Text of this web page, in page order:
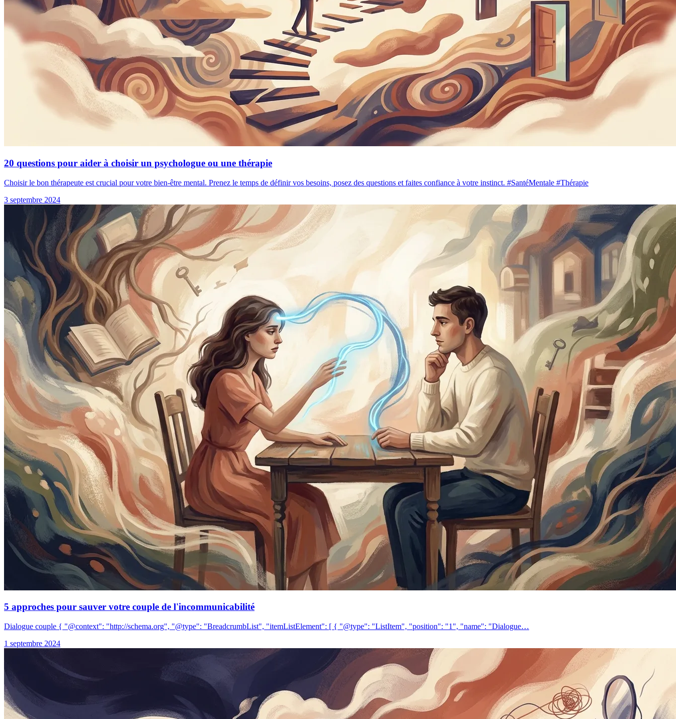
20 questions pour aider à choisir un psychologue ou une thérapie
Choisir le bon thérapeute est crucial pour votre bien-être mental. Prenez le temps de définir vos besoins, posez des questions et faites confiance à votre instinct. #SantéMentale #Thérapie
3 septembre 2024
5 approches pour sauver votre couple de l'incommunicabilité
Dialogue couple { "@context": "http://schema.org", "@type": "BreadcrumbList", "itemListElement": [ { "@type": "ListItem", "position": "1", "name": "Dialogue…
1 septembre 2024